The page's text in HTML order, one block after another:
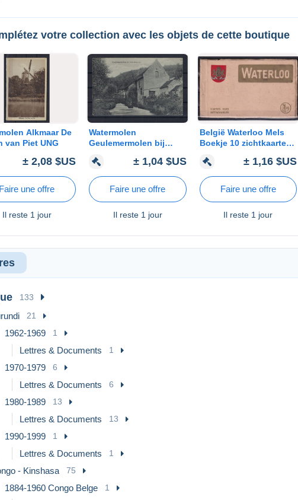
votre collection avec les objets de cette boutique
Alkmaar De
van Piet UNG
± 2,08 $US
Faire une offre
Il reste 1 jour
Watermolen
Geulemermolen bij
± 1,04 $US
Faire une offre
Il reste 1 jour
België Waterloo Mels
Boekje 10 zichtkaarten
(kwaliteit zie foto)
± 1,16 $US
Faire une offre
Il reste 1 jour
133
21
1962-1969 1
Lettres & Documents 1
1970-1979 6
Lettres & Documents 6
1980-1989 13
Lettres & Documents 13
1990-1999 1
Lettres & Documents 1
- Kinshasa 75
1884-1960 Congo Belge 1